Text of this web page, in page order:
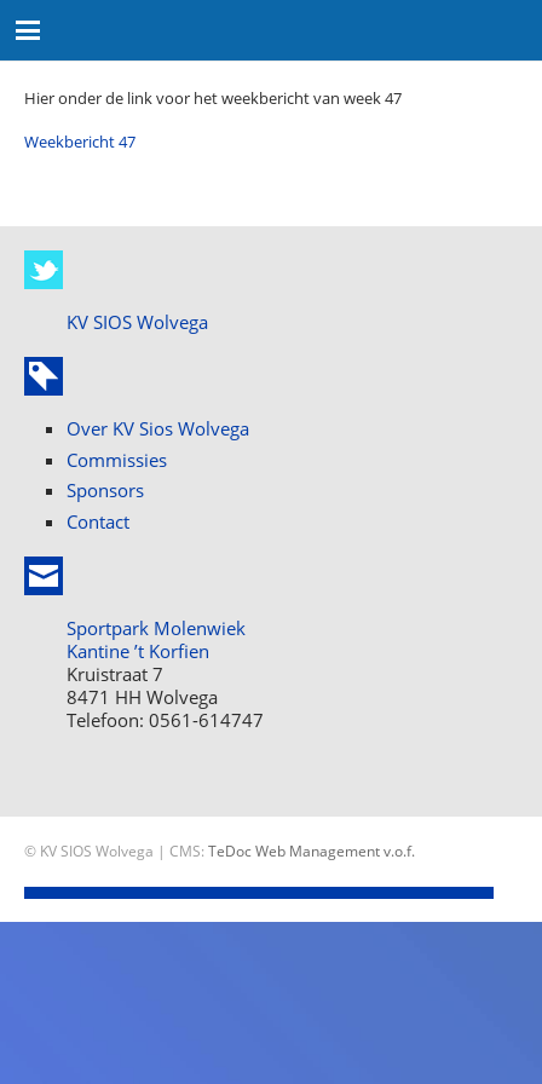
Hier onder de link voor het weekbericht van week 47
Weekbericht 47
KV SIOS Wolvega
Over KV Sios Wolvega
Commissies
Sponsors
Contact
Sportpark Molenwiek
Kantine ’t Korfien
Kruistraat 7
8471 HH Wolvega
Telefoon: 0561-614747
© KV SIOS Wolvega | CMS: TeDoc Web Management v.o.f.